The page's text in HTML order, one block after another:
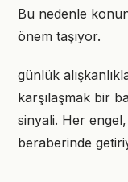
Bu nedenle
önem taşıyor.
günlük
karşılaşmak bir
sinyali. Her engel,
beraberinde